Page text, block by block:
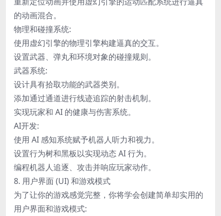
的动画混合。
物理和碰撞系统:
使用虚幻引擎的物理引擎构建逼真的交互。
设置武器、弹丸和环境对象的碰撞规则。
武器系统:
设计具有拾取功能的武器类别。
添加通过通道进行线迹追踪的射击机制。
实现玩家和 AI 的健康与伤害系统。
AI开发:
使用 AI 感知系统赋予机器人听力和视力。
设置行为树和黑板以实现动态 AI 行为。
编程机器人追逐、攻击并响应玩家动作。
8. 用户界面 (UI) 和游戏模式
为了让你的游戏感觉完整，你将学会创建简单却实用的
用户界面和游戏模式: